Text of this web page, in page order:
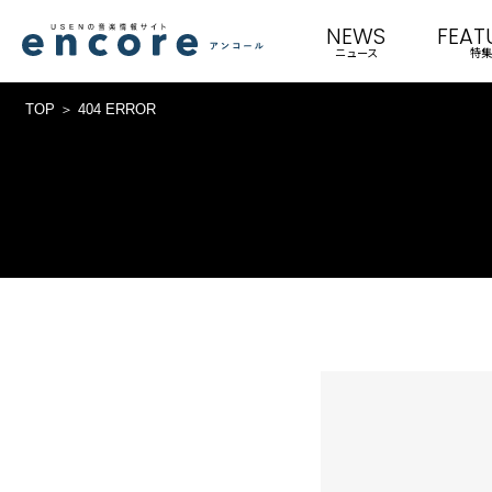
NEWS
ニュース 特集
TOP 404 ERROR